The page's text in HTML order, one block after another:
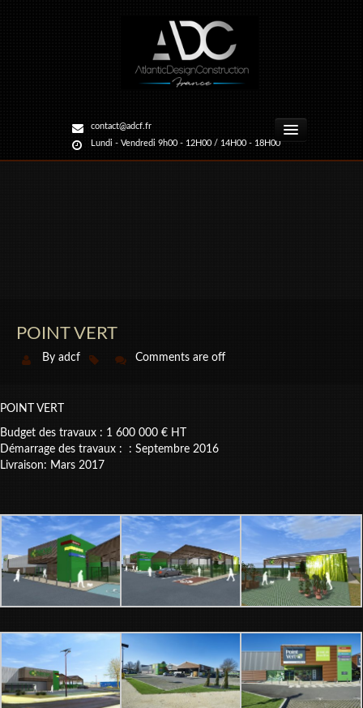
contact@adcf.fr
Lundi - Vendredi 9h00 - 12H00 / 14H00 - 18H00
Accueil
Contact
POINT VERT
By adcf Comments are off
POINT VERT
Budget des travaux : 1 600 000 € HT
Démarrage des travaux : : Septembre 2016
Livraison: Mars 2017